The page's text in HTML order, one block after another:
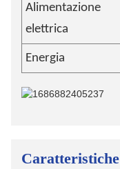
Alimentazione
elettrica
Energia
Caratteristiche